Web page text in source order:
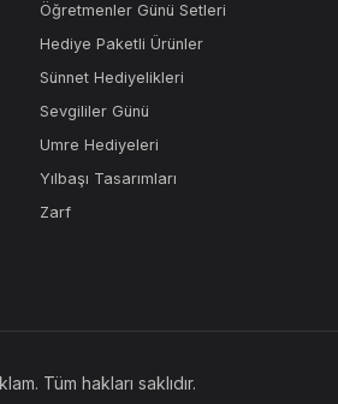
Öğretmenler Günü Setleri
Hediye Paketli Ürünler
Sünnet Hediyelikleri
Sevgililer Günü
Umre Hediyeleri
Yılbaşı Tasarımları
Zarf
Tüm hakları saklıdır.